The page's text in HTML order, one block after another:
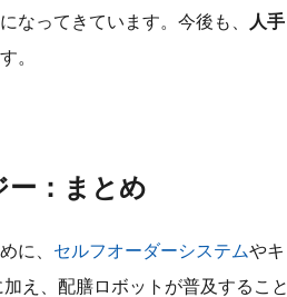
なってきています。今後も、
人手
。
ー：まとめ
に、 セルフオーダーシステムやキ
え、配膳ロボットが普及すること